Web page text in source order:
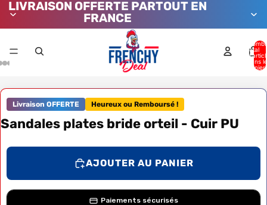
LIVRAISON OFFERTE PARTOUT EN
FRANCE
total
dans le
Livraison OFFERTE Heureux ou Remboursé !
Sandales plates bride orteil - Cuir PU
AJOUTER AU PANIER
Paiements sécurisés